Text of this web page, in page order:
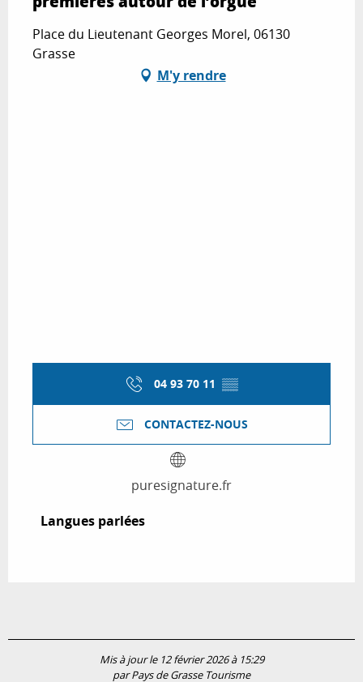
Place du Lieutenant Georges Morel, 06130
Grasse
M'y rendre
04 93 70 11 ▒▒
CONTACTEZ-NOUS
puresignature.fr
Langues parlées
Langues parlées
Mis à jour le 12 février 2026 à 15:29
par Pays de Grasse Tourisme